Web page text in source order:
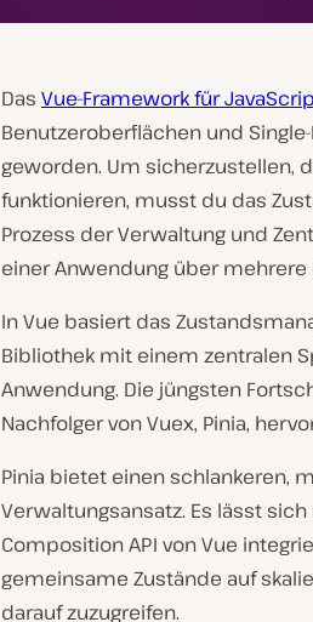
Das Vue-Framework für
Benutzeroberflächen und
geworden. Um sicherzustellen,
funktionieren, musst du das
Prozess der Verwaltung und
einer Anwendung über
In Vue basiert das
Bibliothek mit einem zentralen
Anwendung. Die jüngsten
Nachfolger von Vuex, Pinia,
Pinia bietet einen schlankeren,
Verwaltungsansatz. Es lässt
Composition API von Vue
gemeinsame Zustände auf
darauf zuzugreifen.